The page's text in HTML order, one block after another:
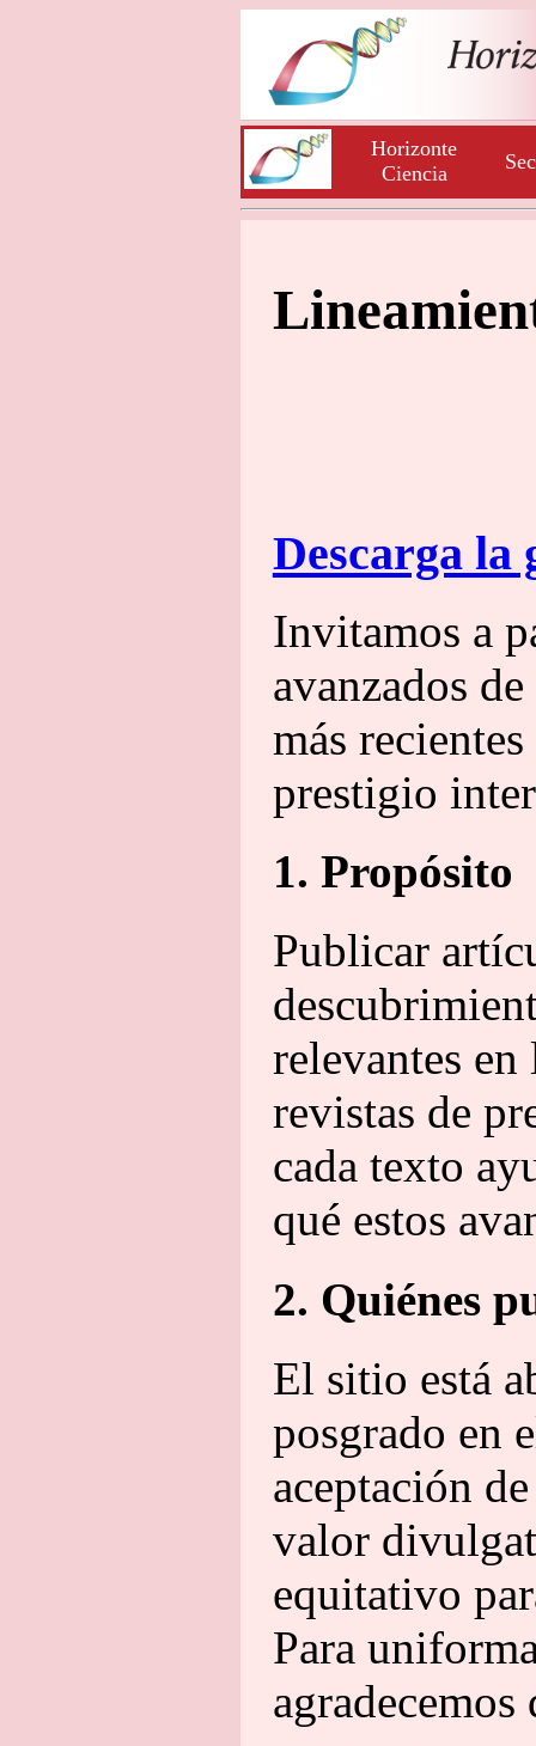
Horizonte
Ciencia
Descarga la
Invitamos a
avanzados
más
prestigio
1. Propósito
Publicar
relevantes
revistas de
cada texto
qué estos
2. Quiénes
El sitio está
posgrado en
aceptación
valor
equitativo
Para